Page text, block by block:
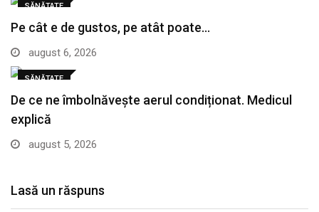
SĂNĂTATE
Pe cât e de gustos, pe atât poate…
august 6, 2026
SĂNĂTATE
De ce ne îmbolnăvește aerul condiționat. Medicul
explică
august 5, 2026
Lasă un răspuns